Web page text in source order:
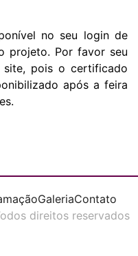
no seu login de
projeto. Por favor seu
pois o certificado
após a feira
GaleriaContato
direitos reservados